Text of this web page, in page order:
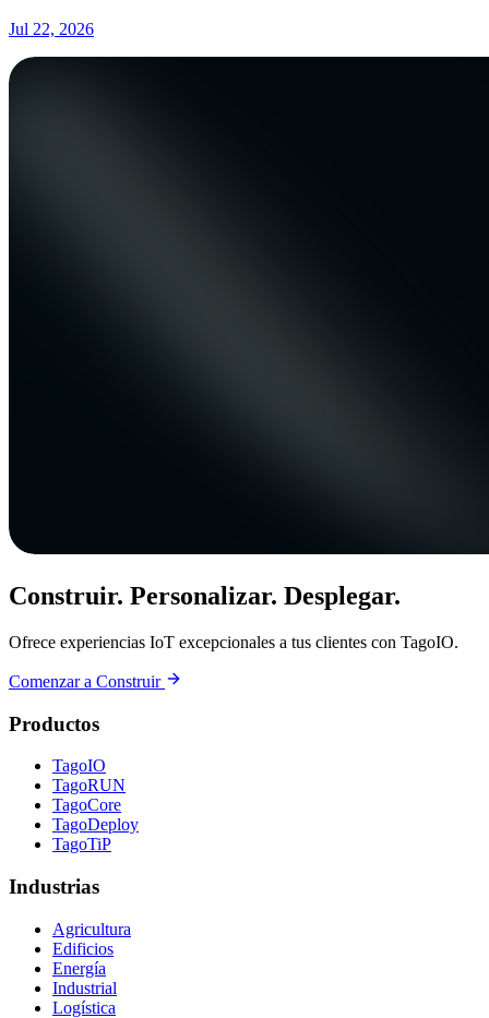
Jul 22, 2026
Construir. Personalizar. Desplegar.
Ofrece experiencias IoT excepcionales a tus clientes con TagoIO.
Comenzar a Construir
Productos
TagoIO
TagoRUN
TagoCore
TagoDeploy
TagoTiP
Industrias
Agricultura
Edificios
Energía
Industrial
Logística